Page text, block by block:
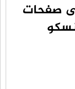
صفحات